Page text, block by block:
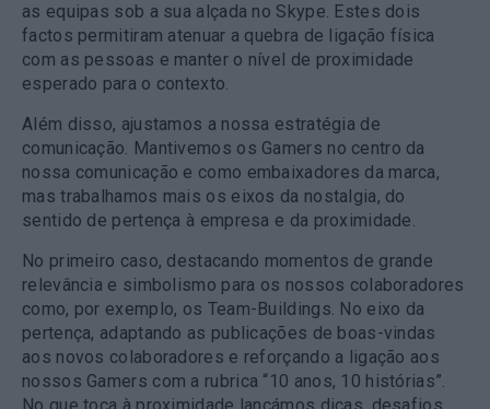
as equipas sob a sua alçada no Skype. Estes dois
factos permitiram atenuar a quebra de ligação física
com as pessoas e manter o nível de proximidade
esperado para o contexto.
Além disso, ajustamos a nossa estratégia de
comunicação. Mantivemos os Gamers no centro da
nossa comunicação e como embaixadores da marca,
mas trabalhamos mais os eixos da nostalgia, do
sentido de pertença à empresa e da proximidade.
No primeiro caso, destacando momentos de grande
relevância e simbolismo para os nossos colaboradores
como, por exemplo, os Team-Buildings. No eixo da
pertença, adaptando as publicações de boas-vindas
aos novos colaboradores e reforçando a ligação aos
nossos Gamers com a rubrica “10 anos, 10 histórias”.